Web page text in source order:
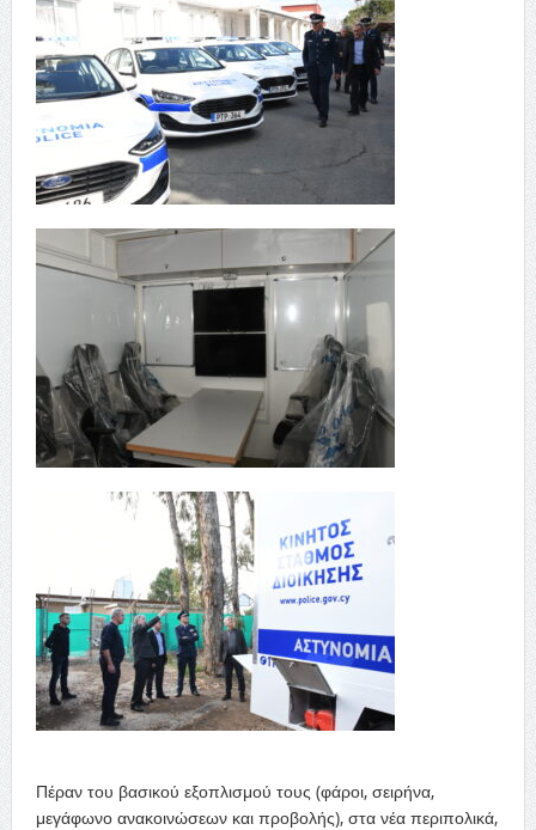
Πέραν του βασικού εξοπλισμού τους (φάροι, σειρήνα,
μεγάφωνο ανακοινώσεων και προβολής), στα νέα περιπολικά,